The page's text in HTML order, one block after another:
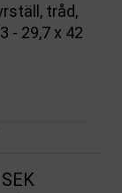
tråd,
- 29,7 x 42